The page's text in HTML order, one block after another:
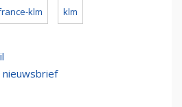
klm klm
nieuwsbrief